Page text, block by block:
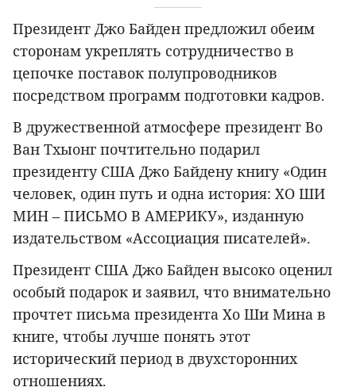
Президент Джо Байден предложил обеим
сторонам укреплять сотрудничество в
цепочке поставок полупроводников
посредством программ подготовки кадров.
В дружественной атмосфере президент Во
Ван Тхыонг почтительно подарил
президенту США Джо Байдену книгу «Один
человек, один путь и одна история: ХО ШИ
МИН – ПИСЬМО В АМЕРИКУ», изданную
издательством «Ассоциация писателей».
Президент США Джо Байден высоко оценил
особый подарок и заявил, что внимательно
прочтет письма президента Хо Ши Мина в
книге, чтобы лучше понять этот
исторический период в двухсторонних
отношениях.